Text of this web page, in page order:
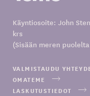
Käyntiosoite: John
krs
(Sisään meren
VALMISTAUDU
OMATEME
LASKUTUSTIEDOT